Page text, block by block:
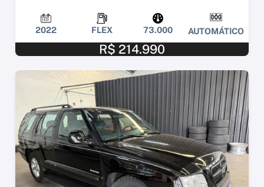
2022 FLEX 73.000 AUTOMÁTICO
R$ 214.990